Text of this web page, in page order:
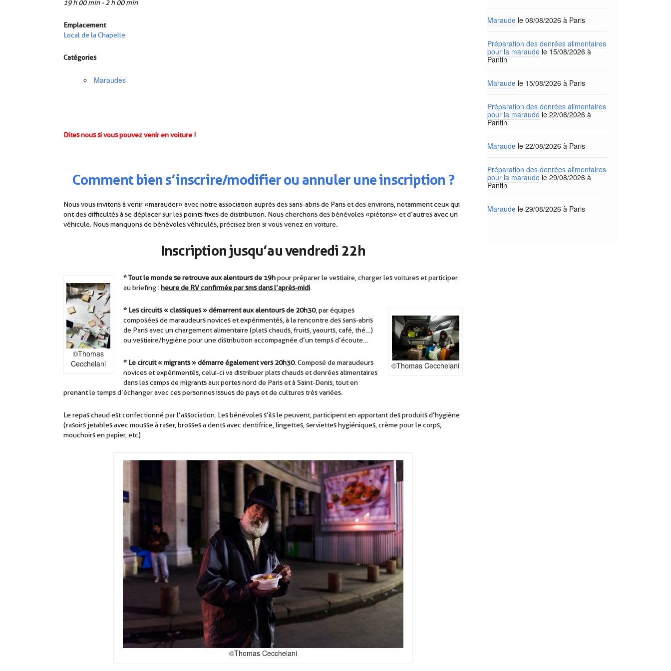
19 h 00 min - 2 h 00 min
Emplacement
Local de la Chapelle
Catégories
Maraudes
Dites nous si vous pouvez venir en voiture !
Commentbiens’inscrire/modifier ou annuler une inscription ?
Nous vous invitons à venir « marauder » avec notre association auprès des sans-abris de Paris et des environs, notamment ceux qui
ont des difficultés à se déplacer sur les points fixes de distribution. Nous cherchons des bénévoles « piétons » et d’autres avec un
véhicule. Nous manquons de bénévoles véhiculés, précisez bien si vous venez en voiture.
Inscription jusqu’au vendredi 22h
©Thomas
Cecchelani
* Tout le monde se retrouve aux alentours de 19hpour préparer le vestiaire, charger les voitures et participer
au briefing :heure de RV confirmée par sms dans l’après-midi
©Thomas Cecchelani
* Les circuits « classiques » démarrent aux alentours de 20h30, par équipes
composées de maraudeurs novices et expérimentés, à la rencontre des sans-abris
de Paris avec un chargement alimentaire (plats chauds, fruits, yaourts, café, thé…)
ou vestiaire/hygiène pour une distribution accompagnée d’un temps d’écoute…
* Le circuit « migrants » démarre également vers 20h30. Composé de maraudeurs
novices et expérimentés, celui-ci va distribuer plats chauds et denrées alimentaires
dans les camps de migrants aux portes nord de Paris et à Saint-Denis, tout en
prenant le temps d’échanger avec ces personnes issues de pays et de cultures très variées.
Le repas chaud est confectionné par l’association. Les bénévoles s’ils le peuvent, participent en apportant des produits d’hygiène
(rasoirs jetables avec mousse à raser, brosses a dents avec dentifrice, lingettes, serviettes hygiéniques, crème pour le corps,
mouchoirs en papier, etc)
©Thomas Cecchelani
Maraude le 08/08/2026 à Paris
Préparation des denrées alimentaires
pour la maraudele 15/08/2026 à
Pantin
Maraude le 15/08/2026 à Paris
Préparation des denrées alimentaires
pour la maraudele 22/08/2026 à
Pantin
Maraude le 22/08/2026 à Paris
Préparation des denrées alimentaires
pour la maraudele 29/08/2026 à
Pantin
Maraude le 29/08/2026 à Paris